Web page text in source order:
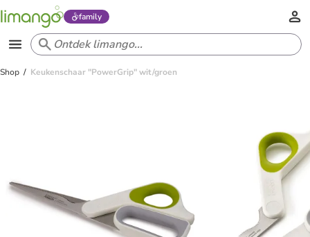
family
Shop Keukenschaar "PowerGrip" wit/groen